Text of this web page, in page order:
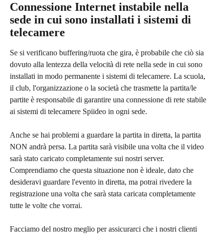
Connessione Internet instabile nella
sede in cui sono installati i sistemi di
telecamere
Se si verificano buffering/ruota che gira, è probabile che ciò sia
dovuto alla lentezza della velocità di rete nella sede in cui sono
installati in modo permanente i sistemi di telecamere. La scuola,
il club, l'organizzazione o la società che trasmette la partita/le
partite è responsabile di garantire una connessione di rete stabile
ai sistemi di telecamere Spiideo in ogni sede.
Anche se hai problemi a guardare la partita in diretta, la partita
NON andrà persa. La partita sarà visibile una volta che il video
sarà stato caricato completamente sui nostri server.
Comprendiamo che questa situazione non è ideale, dato che
desideravi guardare l'evento in diretta, ma potrai rivedere la
registrazione una volta che sarà stata caricata completamente
tutte le volte che vorrai.
Facciamo del nostro meglio per assicurarci che i nostri clienti